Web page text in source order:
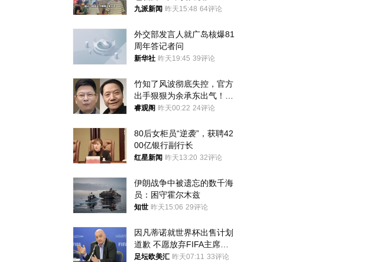
衷是为了陪伴，毕业后将不
九派新闻 昨天15:48 64评论
外交部发言人就广岛核爆81
周年答记者问
新华社 昨天19:45 39评论
竹知了风波彻底失控，官方
出手狠狠为余承东出气！雷
军果然没说错
睿观阁 昨天00:22 24评论
80后女柜员“逆袭”，获聘42
00亿银行副行长
红星新闻 昨天13:20 32评论
伊朗战争中被遗忘的数千海
员：困守霍尔木兹
知世 昨天15:06 29评论
因凡蒂诺就世界杯出售计划
道歉 不愿放弃FIFA主席职
位
足坛欧美汇 昨天07:11 33评论